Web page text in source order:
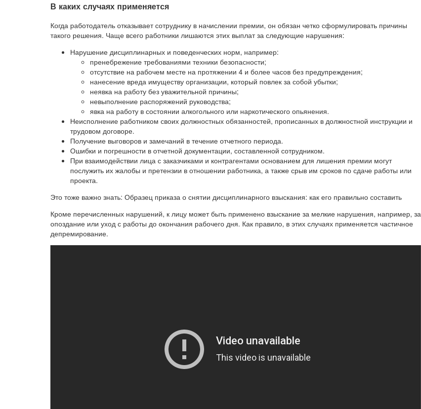
В каких случаях применяется
Когда работодатель отказывает сотруднику в начислении премии, он обязан четко сформулировать причины
такого решения. Чаще всего работники лишаются этих выплат за следующие нарушения:
Нарушение дисциплинарных и поведенческих норм, например:
пренебрежение требованиями техники безопасности;
отсутствие на рабочем месте на протяжении 4 и более часов без предупреждения;
нанесение вреда имуществу организации, который повлек за собой убытки;
неявка на работу без уважительной причины;
невыполнение распоряжений руководства;
явка на работу в состоянии алкогольного или наркотического опьянения.
Неисполнение работником своих должностных обязанностей, прописанных в должностной инструкции и
трудовом договоре.
Получение выговоров и замечаний в течение отчетного периода.
Ошибки и погрешности в отчетной документации, составленной сотрудником.
При взаимодействии лица с заказчиками и контрагентами основанием для лишения премии могут
послужить их жалобы и претензии в отношении работника, а также срыв им сроков по сдаче работы или
проекта.
Это тоже важно знать: Образец приказа о снятии дисциплинарного взыскания: как его правильно составить
Кроме перечисленных нарушений, к лицу может быть применено взыскание за мелкие нарушения, например, за
опоздание или уход с работы до окончания рабочего дня. Как правило, в этих случаях применяется частичное
депремирование.